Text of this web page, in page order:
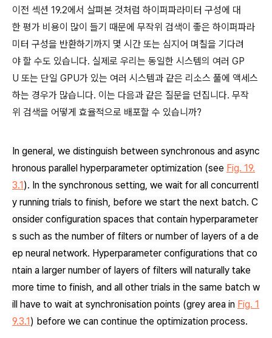
이전 섹션 19.2에서 살펴본 것처럼 하이퍼파라미터 구성에 대
한 평가 비용이 많이 들기 때문에 무작위 검색이 좋은 하이퍼파라
미터 구성을 반환하기까지 몇 시간 또는 심지어 며칠을 기다려
야 할 수도 있습니다. 실제로 우리는 동일한 시스템의 여러 GP
U 또는 단일 GPU가 있는 여러 시스템과 같은 리소스 풀에 액세스
하는 경우가 많습니다. 이는 다음과 같은 질문을 던집니다. 무작
위 검색을 어떻게 효율적으로 배포할 수 있습니까?
In general, we distinguish between synchronous and async
hronous parallel hyperparameter optimization (see Fig. 19.
3.1 ). In the synchronous setting, we wait for all concurrentl
y running trials to finish, before we start the next batch. C
onsider configuration spaces that contain hyperparameter
s such as the number of filters or number of layers of a de
ep neural network. Hyperparameter configurations that co
ntain a larger number of layers of filters will naturally take
more time to finish, and all other trials in the same batch w
ill have to wait at synchronisation points (grey area in Fig. 1
9.3.1 ) before we can continue the optimization process.